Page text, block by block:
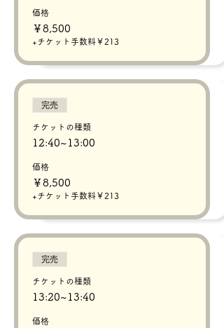
価格
￥8,500
+チケット手数料￥213
完売
チケットの種類
12:40~13:00
価格
￥8,500
+チケット手数料￥213
完売
チケットの種類
13:20~13:40
価格